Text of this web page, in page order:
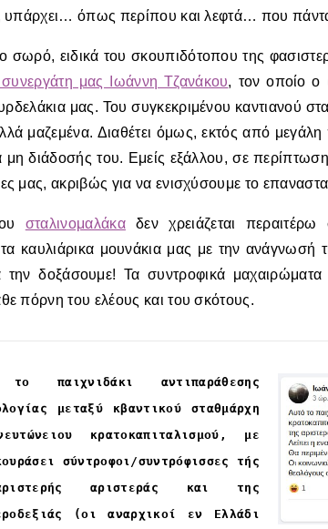
υπάρχει… όπως περίπου και λεφτά… που
σωρό, ειδικά του σκουπιδότοπου της
μας Ιωάννη Τζανάκου, τον οποίο ο
μας. Του συγκεκριμένου καντιανού
μαζεμένα. Διαθέτει όμως, εκτός από
μη διάδοσής του. Εμείς εξάλλου, σε
μας, ακριβώς για να ενισχύσουμε το
σταλινομαλάκαδεν χρειάζεται
καυλιάρικα μουνάκια μας με την
δοξάσουμε! Τα συντροφικά
πόρνη του ελέους και του σκότους.
παιχνιδάκι αντιπαράθεσης
μεταξύ κβαντικού σταθμάρχη
κρατοκαπιταλισμού, με
σύντροφοι/συντρόφισσες τής
αριστεράς και της
(οι αναρχικοί εν Ελλάδι